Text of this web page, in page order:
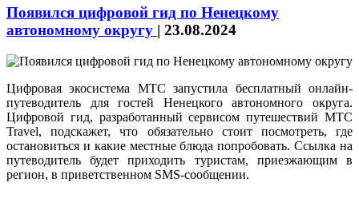
Появился цифровой гид по Ненецкому
автономному округу | 23.08.2024
Цифровая экосистема МТС запустила бесплатный онлайн-
путеводитель для гостей Ненецкого автономного округа.
Цифровой гид, разработанный сервисом путешествий МТС
Travel, подскажет, что обязательно стоит посмотреть, где
остановиться и какие местные блюда попробовать. Ссылка на
путеводитель будет приходить туристам, приезжающим в
регион, в приветственном SMS-сообщении.